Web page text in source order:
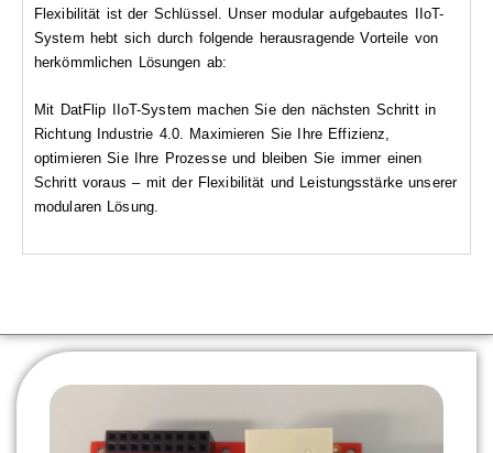
Flexibilität ist der Schlüssel. Unser modular aufgebautes IIoT-
System hebt sich durch folgende herausragende Vorteile von
herkömmlichen Lösungen ab:
Mit DatFlip IIoT-System machen Sie den nächsten Schritt in
Richtung Industrie 4.0. Maximieren Sie Ihre Effizienz,
optimieren Sie Ihre Prozesse und bleiben Sie immer einen
Schritt voraus – mit der Flexibilität und Leistungsstärke unserer
modularen Lösung.